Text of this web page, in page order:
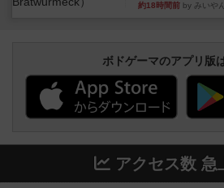
約18時間前 by みいやん
ボドゲーマのアプリ版
アクセス数 急